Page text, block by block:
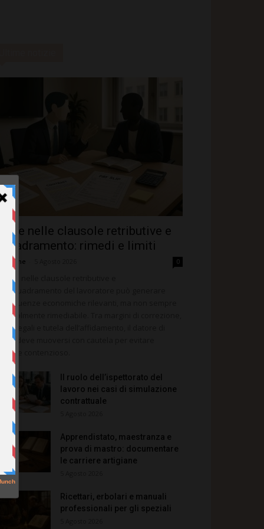
nelle clausole retributive e
rimedi e limiti
0
nelle clausole retributive e
del lavoratore può generare
economiche rilevanti, ma non sempre
agevolmente rimediabile. Tra margini di correzione,
legali e tutela dell’affidamento, il datore di
deve muoversi con cautela per evitare
contenzioso.
Il ruolo dell’ispettorato del
lavoro nei casi di simulazione
contrattuale
Apprendistato, maestranza e
prova di mastro: documentare
le carriere artigiane
Ricettari, erbolari e manuali
professionali per gli speziali